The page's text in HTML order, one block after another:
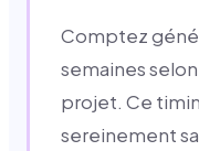
Comptez
semaines
projet. Ce
sereinement